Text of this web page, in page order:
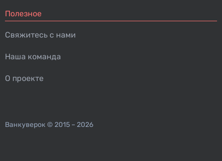
Полезное
Свяжитесь с нами
Наша команда
О проекте
Ванкуверок © 2015 – 2026